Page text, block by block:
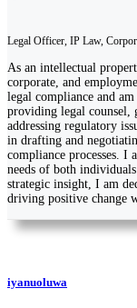
Legal Officer, IP Law,
As an intellectual
corporate, and
legal compliance and
providing legal counsel,
addressing regulatory
in drafting and
compliance processes. I
needs of both
strategic insight, I am
driving positive change
iyanuoluwa